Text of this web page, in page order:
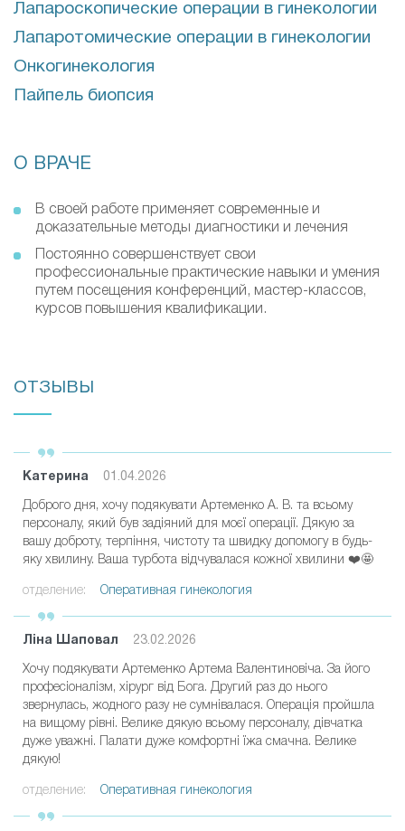
Лапароскопические операции в гинекологии
Лапаротомические операции в гинекологии
Онкогинекология
Пайпель биопсия
О ВРАЧЕ
В своей работе применяет современные и
доказательные методы диагностики и лечения
Постоянно совершенствует свои
профессиональные практические навыки и умения
путем посещения конференций, мастер-классов,
курсов повышения квалификации.
ОТЗЫВЫ
Катерина 01.04.2026
Доброго дня, хочу подякувати Артеменко А. В. та всьому
персоналу, який був задіяний для моєї операції. Дякую за
вашу доброту, терпіння, чистоту та швидку допомогу в будь-
яку хвилину. Ваша турбота відчувалася кожної хвилини ❤️🤩
отделение: Оперативная гинекология
Ліна Шаповал 23.02.2026
Хочу подякувати Артеменко Артема Валентиновіча. За його
професіоналізм, хірург від Бога. Другий раз до нього
звернулась, жодного разу не сумнівалася. Операція пройшла
на вищому рівні. Велике дякую всьому персоналу, дівчатка
дуже уважні. Палати дуже комфортні їжа смачна. Велике
дякую!
отделение: Оперативная гинекология